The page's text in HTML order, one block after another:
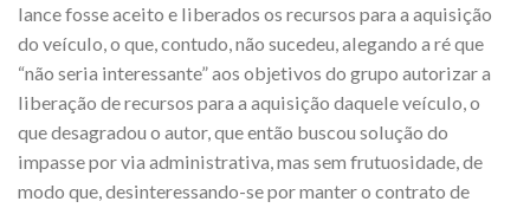
lance fosse aceito e liberados os recursos para a aquisição
do veículo, o que, contudo, não sucedeu, alegando a ré que
“não seria interessante” aos objetivos do grupo autorizar a
liberação de recursos para a aquisição daquele veículo, o
que desagradou o autor, que então buscou solução do
impasse por via administrativa, mas sem frutuosidade, de
modo que, desinteressando-se por manter o contrato de